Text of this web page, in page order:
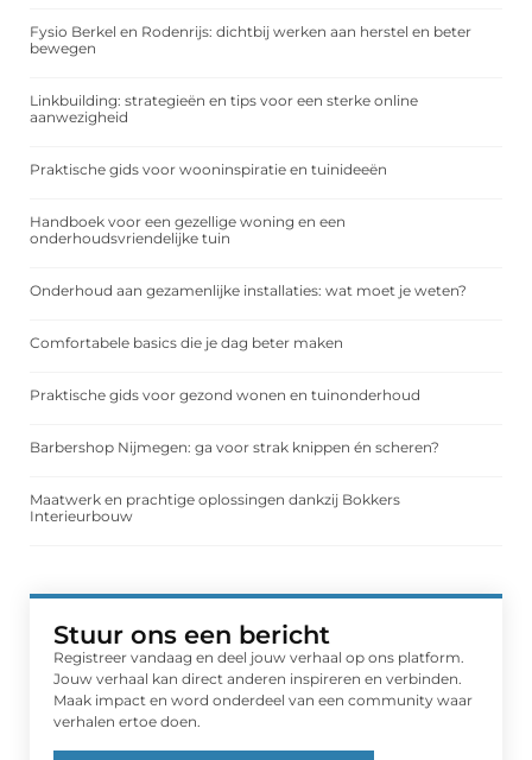
Fysio Berkel en Rodenrijs: dichtbij werken aan herstel en beter
bewegen
Linkbuilding: strategieën en tips voor een sterke online
aanwezigheid
Praktische gids voor wooninspiratie en tuinideeën
Handboek voor een gezellige woning en een
onderhoudsvriendelijke tuin
Onderhoud aan gezamenlijke installaties: wat moet je weten?
Comfortabele basics die je dag beter maken
Praktische gids voor gezond wonen en tuinonderhoud
Barbershop Nijmegen: ga voor strak knippen én scheren?
Maatwerk en prachtige oplossingen dankzij Bokkers
Interieurbouw
Stuur ons een bericht
Registreer vandaag en deel jouw verhaal op ons platform.
Jouw verhaal kan direct anderen inspireren en verbinden.
Maak impact en word onderdeel van een community waar
verhalen ertoe doen.